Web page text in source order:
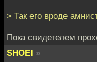
> Так его вроде
Пока свидетелем
SHOEI »